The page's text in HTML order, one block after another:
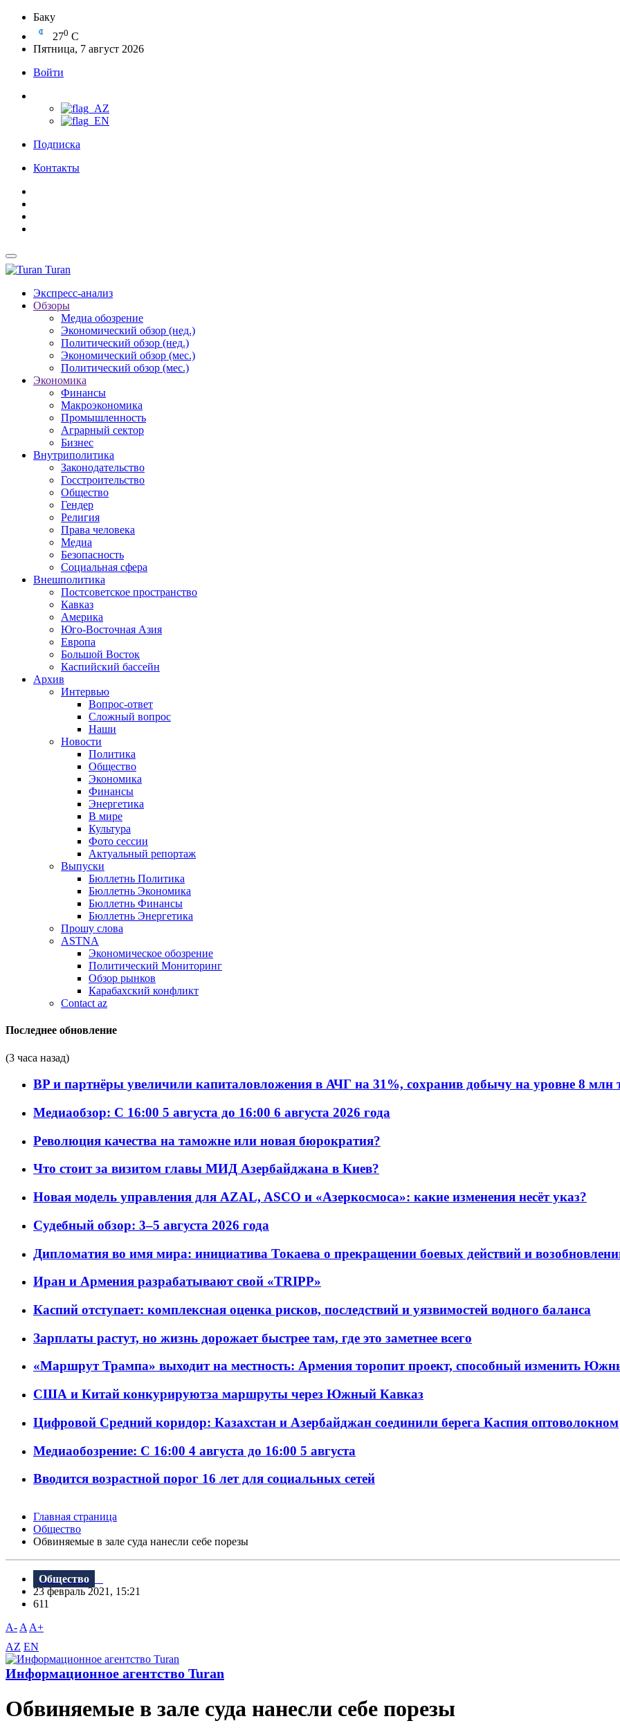
Баку
270 C
Пятница, 7 август 2026
Войти
Подписка
Контакты
Turan
Экспресс-анализ
Обзоры
Медиа обозрение
Экономический обзор (нед.)
Политический обзор (нед.)
Экономический обзор (мес.)
Политический обзор (мес.)
Экономика
Финансы
Макроэкономика
Промышленность
Аграрный сектор
Бизнес
Внутриполитика
Законодательство
Госстроительство
Общество
Гендер
Религия
Права человека
Медиа
Безопасность
Социальная сфера
Внешполитика
Постсоветское пространство
Кавказ
Америка
Юго-Восточная Азия
Европа
Большой Восток
Каспийский бассейн
Архив
Интервью
Вопрос-ответ
Сложный вопрос
Наши
Новости
Политика
Общество
Экономика
Финансы
Энергетика
В мире
Культура
Фото сессии
Актуальный репортаж
Выпуски
Бюллетнь Политика
Бюллетнь Экономика
Бюллетнь Финансы
Бюллетнь Энергетика
Прошу слова
ASTNA
Экономическое обозрение
Политический Мониторинг
Обзор рынков
Карабахский конфликт
Contact az
Последнее обновление
(3 часа назад)
BP и партнёры увеличили капиталовложения в АЧГ на 31%, сохранив добычу на уровне 8 млн
Медиаобзор: С 16:00 5 августа до 16:00 6 августа 2026 года
Революция качества на таможне или новая бюрократия?
Что стоит за визитом главы МИД Азербайджана в Киев?
Новая модель управления для AZAL, ASCO и «Азеркосмоса»: какие изменения несёт указ?
Судебный обзор: 3–5 августа 2026 года
Дипломатия во имя мира: инициатива Токаева о прекращении боевых действий и
Иран и Армения разрабатывают свой «TRIPP»
Каспий отступает: комплексная оценка рисков, последствий и уязвимостей водного баланса
Зарплаты растут, но жизнь дорожает быстрее там, где это заметнее всего
«Маршрут Трампа» выходит на местность: Армения торопит проект, способный изменить
США и Китай конкурируютза маршруты через Южный Кавказ
Цифровой Средний коридор: Казахстан и Азербайджан соединили берега Каспия оптоволокном
Медиаобозрение: С 16:00 4 августа до 16:00 5 августа
Вводится возрастной порог 16 лет для социальных сетей
Главная страница
Общество
Обвиняемые в зале суда нанесли себе порезы
Общество
23 февраль 2021, 15:21
611
A- A A+
AZ EN
Информационное агентство Turan
Обвиняемые в зале суда нанесли себе порезы